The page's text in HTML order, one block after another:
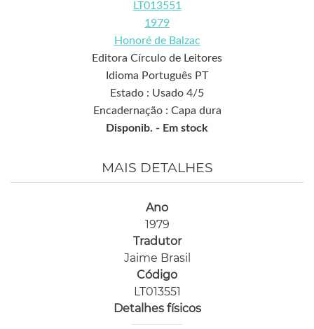
LT013551
1979
Honoré de Balzac
Editora Círculo de Leitores
Idioma Português PT
Estado : Usado 4/5
Encadernação : Capa dura
Disponib. - Em stock
MAIS DETALHES
Ano
1979
Tradutor
Jaime Brasil
Código
LT013551
Detalhes físicos